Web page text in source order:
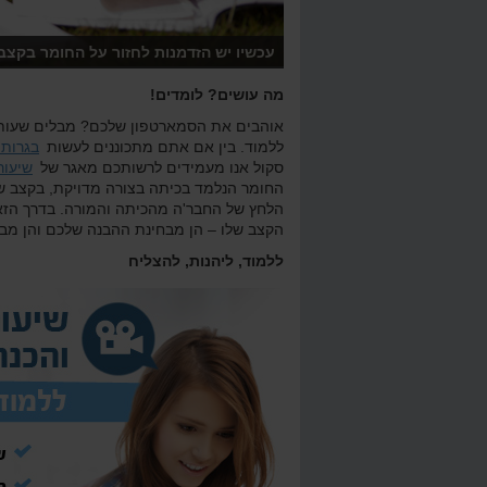
עכשיו יש הזדמנות לחזור על החומר
מה עושים? לומדים!
אוהבים את הסמארטפון שלכם? מבלים
ללמוד. בין אם אתם מתכוננים לעשות בגרות
סקול אנו מעמידים לרשותכם מאגר של
החומר הנלמד בכיתה בצורה מדויקת, בקצב
הלחץ של החבר'ה מהכיתה והמורה. בדרך
הקצב שלו – הן מבחינת ההבנה שלכם והן
ללמוד, ליהנות, להצליח